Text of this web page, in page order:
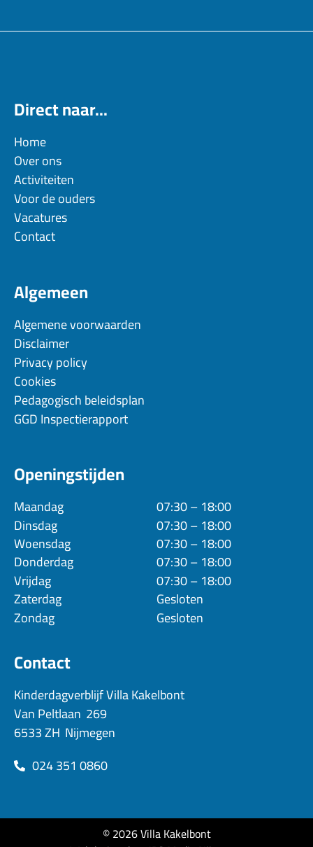
Direct naar...
Home
Over ons
Activiteiten
Voor de ouders
Vacatures
Contact
Algemeen
Algemene voorwaarden
Disclaimer
Privacy policy
Cookies
Pedagogisch beleidsplan
GGD Inspectierapport
Openingstijden
Maandag 07:30 – 18:00
Dinsdag 07:30 – 18:00
Woensdag 07:30 – 18:00
Donderdag 07:30 – 18:00
Vrijdag 07:30 – 18:00
Zaterdag Gesloten
Zondag Gesloten
Contact
Kinderdagverblijf Villa Kakelbont
Van Peltlaan 269
6533 ZH Nijmegen
024 351 0860
© 2026 Villa Kakelbont